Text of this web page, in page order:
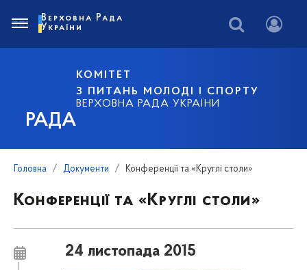
РАДА
КОМІТЕТ
З ПИТАНЬ МОЛОДІ І СПОРТУ
ВЕРХОВНА РАДА УКРАЇНИ
Верховна Рада
України
Головна Документи Конференції та «Круглі столи»
Конференції та «Круглі столи»
24 листопада 2015